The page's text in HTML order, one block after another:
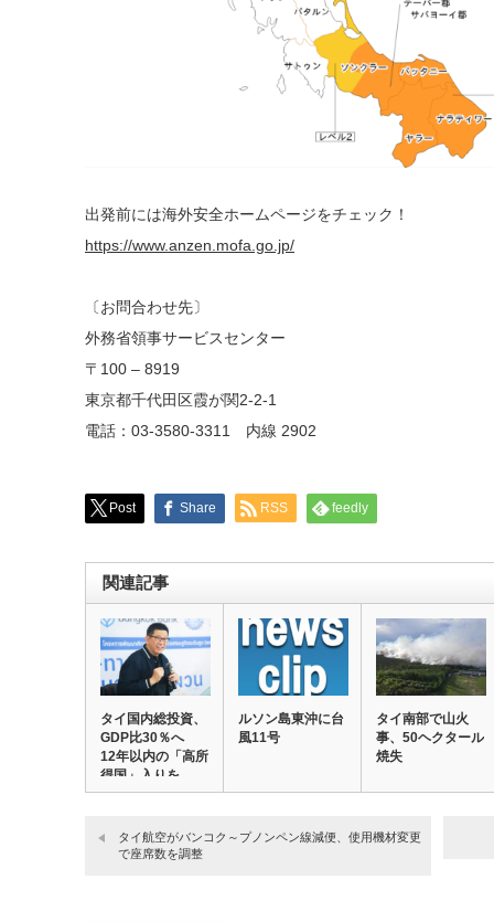
出発前には海外安全ホームページをチェック！
https://www.anzen.mofa.go.jp/
〔お問合わせ先〕
外務省領事サービスセンター
〒100 – 8919
東京都千代田区霞が関2-2-1
電話：03-3580-3311 内線 2902
Post Share RSS feedly
関連記事
タイ国内総投資、
GDP比30％へ
12年以内の「高所
得国」入りを…
ルソン島東沖に台
風11号
タイ南部で山火
事、50ヘクタール
焼失
タイ航空がバンコク～プノンペン線減便、使用機材変更
で座席数を調整